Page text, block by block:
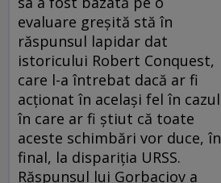
evaluare greşită stă în
răspunsul lapidar dat
istoricului Robert Conquest,
care l-a întrebat dacă ar fi
acţionat în acelaşi fel în cazul
în care ar fi ştiut că toate
aceste schimbări vor duce, în
final, la dispariţia URSS.
Răspunsul lui Gorbaciov a